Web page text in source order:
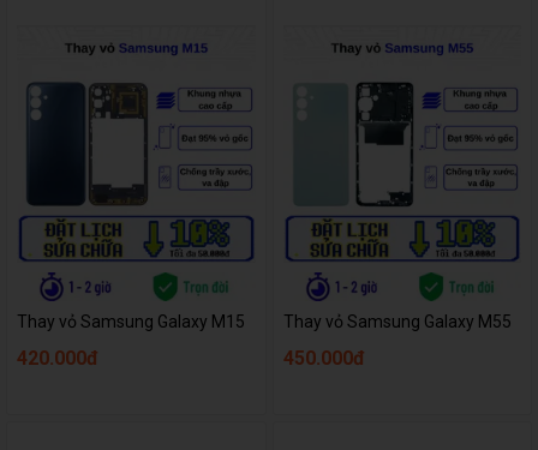
Thay vỏ Samsung Galaxy M15
420.000đ
Thay vỏ Samsung Galaxy M55
450.000đ